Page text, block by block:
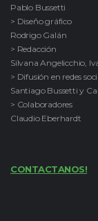
Pablo Bussetti
> Diseño gráfico
Rodrigo Galán
> Redacción
Silvana Angelicchio,
> Difusión en redes
Santiago Bussetti y
> Colaboradores
Claudio Eberhardt
CONTACTANOS!